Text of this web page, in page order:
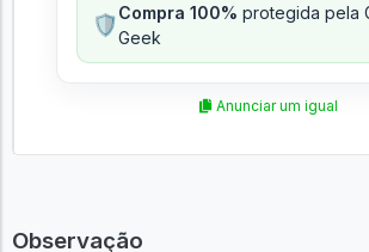
🛡️Compra 100% protegida pela
Geek
Anunciar um igual
Observação